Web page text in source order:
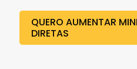
QUERO AUMENTAR
DIRETAS